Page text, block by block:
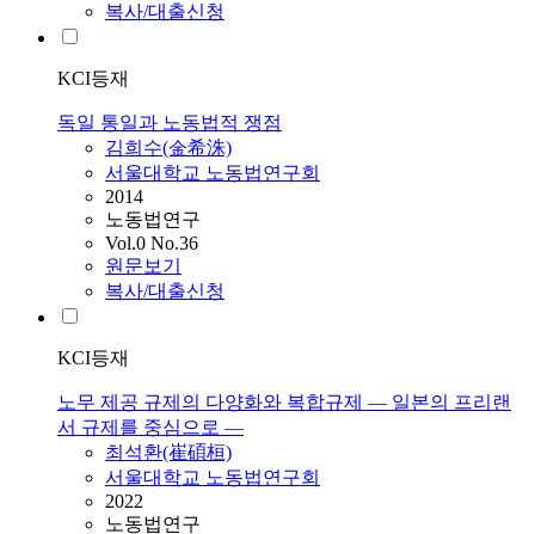
복사/대출신청
KCI등재
독일 통일과 노동법적 쟁점
김희수(金希洙)
서울대학교 노동법연구회
2014
노동법연구
Vol.0 No.36
원문보기
복사/대출신청
KCI등재
노무 제공 규제의 다양화와 복합규제 ― 일본의 프리랜
서 규제를 중심으로 ―
최석환(崔碩桓)
서울대학교 노동법연구회
2022
노동법연구